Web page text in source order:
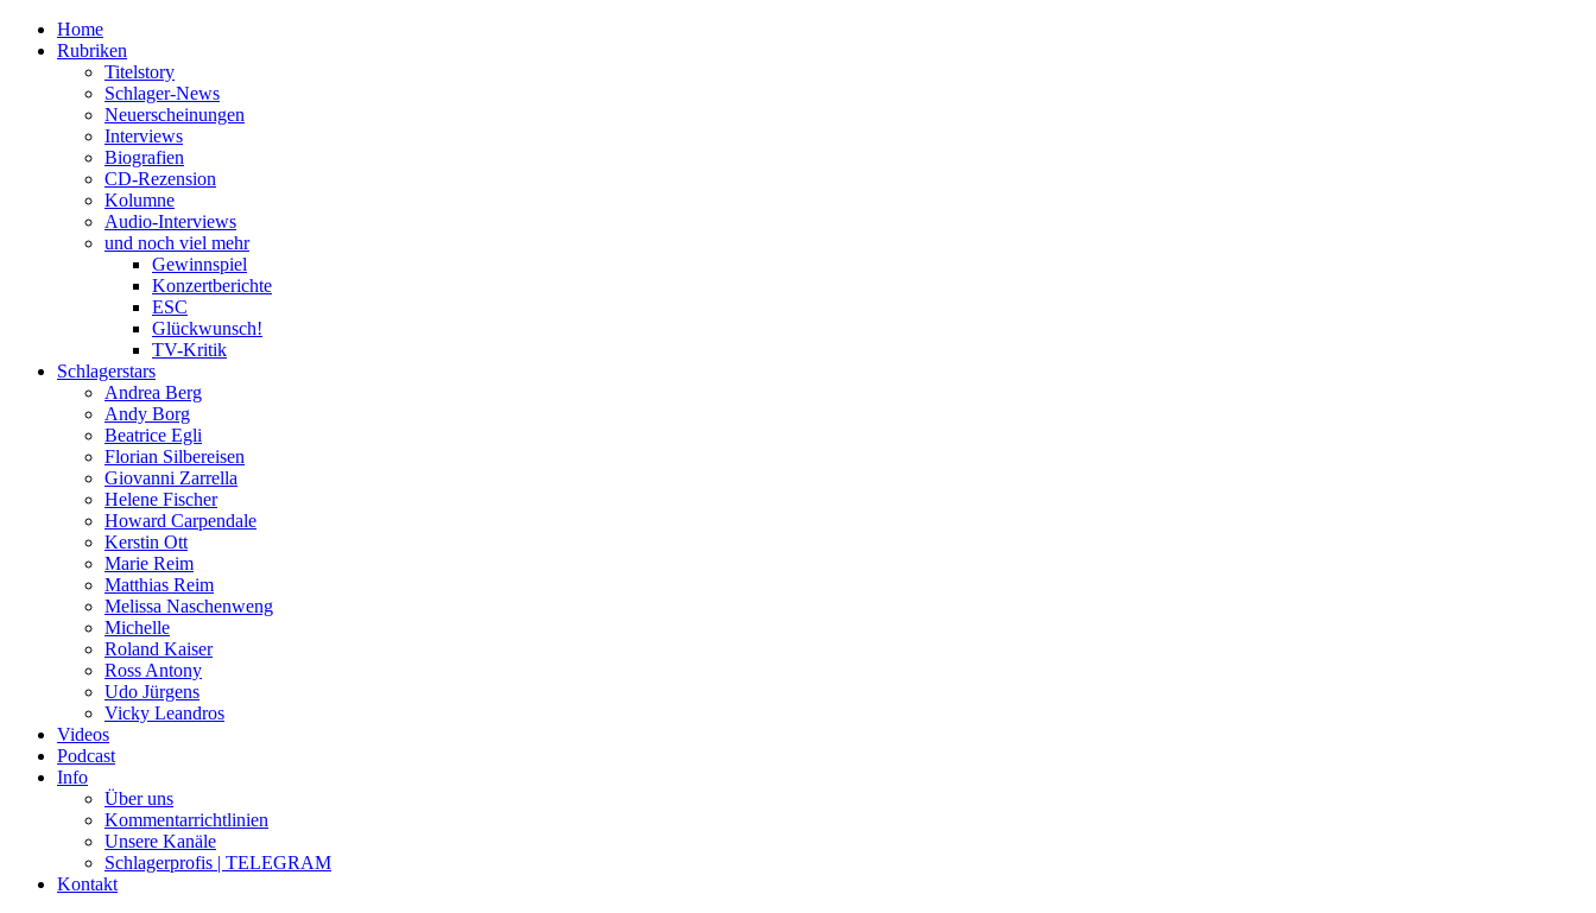
Home
Rubriken
Titelstory
Schlager-News
Neuerscheinungen
Interviews
Biografien
CD-Rezension
Kolumne
Audio-Interviews
und noch viel mehr
Gewinnspiel
Konzertberichte
ESC
Glückwunsch!
TV-Kritik
Schlagerstars
Andrea Berg
Andy Borg
Beatrice Egli
Florian Silbereisen
Giovanni Zarrella
Helene Fischer
Howard Carpendale
Kerstin Ott
Marie Reim
Matthias Reim
Melissa Naschenweng
Michelle
Roland Kaiser
Ross Antony
Udo Jürgens
Vicky Leandros
Videos
Podcast
Info
Über uns
Kommentarrichtlinien
Unsere Kanäle
Schlagerprofis | TELEGRAM
Kontakt